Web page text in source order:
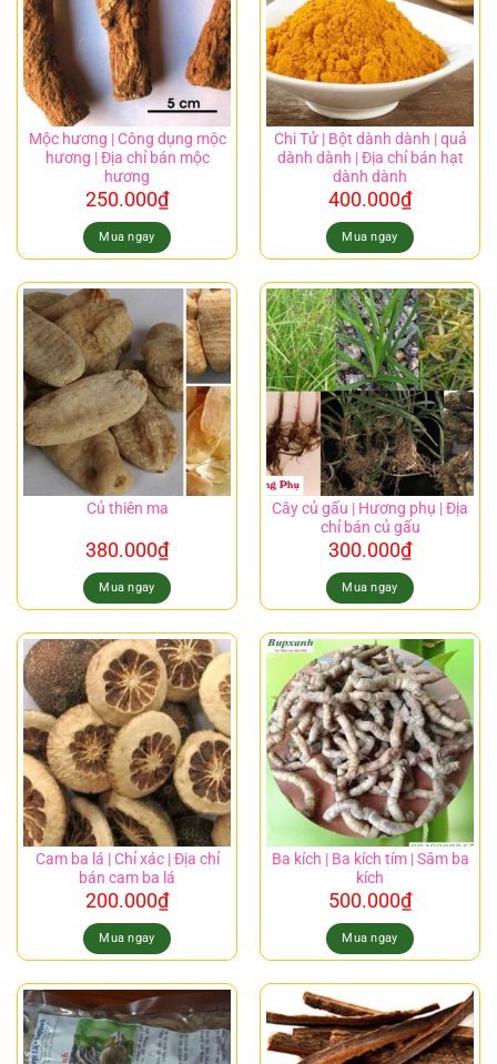
Mộc hương | Công dụng mộc
hương | Địa chỉ bán mộc
hương
250.000₫
Mua ngay
Chi Tử | Bột dành dành | quả
dành dành | Địa chỉ bán hạt
dành dành
400.000₫
Mua ngay
Củ thiên ma
380.000₫
Mua ngay
Cây củ gấu | Hương phụ | Địa
chỉ bán củ gấu
300.000₫
Mua ngay
Cam ba lá | Chỉ xác | Địa chỉ
bán cam ba lá
200.000₫
Mua ngay
Ba kích | Ba kích tím | Sâm ba
kích
500.000₫
Mua ngay